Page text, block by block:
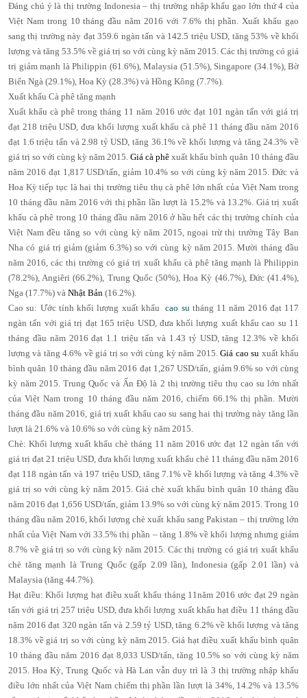
Đáng chú ý là thị trường Indonesia – thị trường nhập khẩu gạo lớn thứ 4 của
Việt Nam trong 10 tháng đầu năm 2016 với 7.6% thị phần. Xuất khẩu gạo
sang thị trường này đạt 359.6 ngàn tấn và 142.5 triệu USD, tăng 53% về khối
lượng và tăng 53.5% về giá trị so với cùng kỳ năm 2015. Các thị trường có giá
trị giảm mạnh là Philippin (61.6%), Malaysia (51.5%), Singapore (34.1%), Bờ
Biển Ngà (29.1%), Hoa Kỳ (28.3%) và Hồng Kông (7.7%).
Xuất khẩu Cà phê tăng mạnh
Xuất khẩu cà phê trong tháng 11 năm 2016 ước đạt 101 ngàn tấn với giá trị
đạt 218 triệu USD, đưa khối lượng xuất khẩu cà phê 11 tháng đầu năm 2016
đạt 1.6 triệu tấn và 2.98 tỷ USD, tăng 36.1% về khối lượng và tăng 24.3% về
giá trị so với cùng kỳ năm 2015. Giá cà phê xuất khẩu bình quân 10 tháng đầu
năm 2016 đạt 1,817 USD/tấn, giảm 10.4% so với cùng kỳ năm 2015. Đức và
Hoa Kỳ tiếp tục là hai thị trường tiêu thụ cà phê lớn nhất của Việt Nam trong
10 tháng đầu năm 2016 với thị phần lần lượt là 15.2% và 13.2%. Giá trị xuất
khẩu cà phê trong 10 tháng đầu năm 2016 ở hầu hết các thị trường chính của
Việt Nam đều tăng so với cùng kỳ năm 2015, ngoại trừ thị trường Tây Ban
Nha có giá trị giảm (giảm 6.3%) so với cùng kỳ năm 2015. Mười tháng đầu
năm 2016, các thị trường có giá trị xuất khẩu cà phê tăng mạnh là Philippin
(78.2%), Angiêri (66.2%), Trung Quốc (50%), Hoa Kỳ (46.7%), Đức (41.4%),
Nga (17.7%) và Nhật Bản (16.2%).
Cao su: Ước tính khối lượng xuất khẩu
cao sutháng 11 năm 2016 đạt 117
ngàn tấn với giá trị đạt 165 triệu USD, đưa khối lượng xuất khẩu cao su 11
tháng đầu năm 2016 đạt 1.1 triệu tấn và 1.43 tỷ USD, tăng 12.3% về khối
lượng và tăng 4.6% về giá trị so với cùng kỳ năm 2015.Giá cao su xuất khẩu
bình quân 10 tháng đầu năm 2016 đạt 1,267 USD/tấn, giảm 9.6% so với cùng
kỳ năm 2015. Trung Quốc và Ấn Độ là 2 thị trường tiêu thụ cao su lớn nhất
của Việt Nam trong 10 tháng đầu năm 2016, chiếm 66.1% thị phần. Mười
tháng đầu năm 2016, giá trị xuất khẩu cao su sang hai thị trường này tăng lần
lượt là 21.6% và 10.6% so với cùng kỳ năm 2015.
Chè: Khối lượng xuất khẩu chè tháng 11 năm 2016 ước đạt 12 ngàn tấn với
giá trị đạt 21 triệu USD, đưa khối lượng xuất khẩu chè 11 tháng đầu năm 2016
đạt 118 ngàn tấn và 197 triệu USD, tăng 7.1% về khối lượng và tăng 4.3% về
giá trị so với cùng kỳ năm 2015. Giá chè xuất khẩu bình quân 10 tháng đầu
năm 2016 đạt 1,656 USD/tấn, giảm 13.9% so với cùng kỳ năm 2015. Trong 10
tháng đầu năm 2016, khối lượng chè xuất khẩu sang Pakistan – thị trường lớn
nhất của Việt Nam với 33.5% thị phần – tăng 1.8% về khối lượng nhưng giảm
8.7% về giá trị so với cùng kỳ năm 2015. Các thị trường có giá trị xuất khẩu
chè tăng mạnh là Trung Quốc (gấp 2.09 lần), Indonesia (gấp 2.01 lần) và
Malaysia (tăng 44.7%).
Hạt điều: Khối lượng hạt điều xuất khẩu tháng 11năm 2016 ước đạt 29 ngàn
tấn với giá trị 257 triệu USD, đưa khối lượng xuất khẩu hạt điều 11 tháng đầu
năm 2016 đạt 320 ngàn tấn và 2.59 tỷ USD, tăng 6.2% về khối lượng và tăng
18.3% về giá trị so với cùng kỳ năm 2015. Giá hạt điều xuất khẩu bình quân
10 tháng đầu năm 2016 đạt 8,033 USD/tấn, tăng 10.5% so với cùng kỳ năm
2015. Hoa Kỳ, Trung Quốc và Hà Lan vẫn duy trì là 3 thị trường nhập khẩu
điều lớn nhất của Việt Nam chiếm thị phần lần lượt là 34%, 14.2% và 13.5%